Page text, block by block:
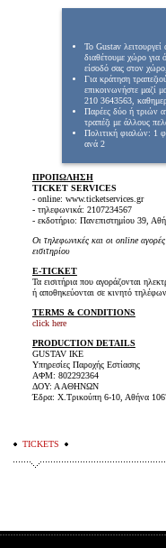
Το Gustav
διαθέτουμε χώρο για
είσοδό σας στον
Για κράτηση
επικοινωνήστε μαζί
210 3643563,
Παρέες δύο ή τριών
τραπέζι με άλλους
Πολιτική φιαλών: 1
ανά 2
ΠΡΟΠΩΛΗΣΗ
TICKET SERVICES
- online: www.ticketservices.gr
- τηλεφωνικά: 2107234567
- εκδοτήριο: Πανεπιστημίου 39,
Οι τηλεφωνικές και οι online
εισιτηρίου
E-TICKET
Τα εισιτήρια που αγοράζονται
ή αποθηκεύονται σε κινητό
TERMS & CONDITIONS
click here
PRODUCTION DETAILS
GUSTAV IKE
Υπηρεσίες Παροχής Εστίασης
AΦΜ: 802292364
ΔΟΥ: Α ΑΘΗΝΩΝ
Έδρα: Χ.Τρικούπη 6-10, Αθήνα
TICKETS